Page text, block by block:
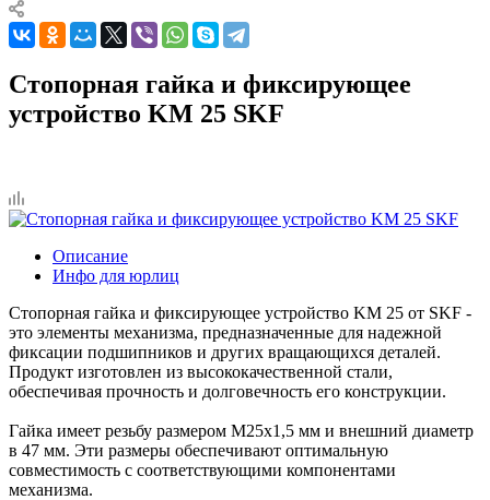
Стопорная гайка и фиксирующее
устройство KM 25 SKF
Описание
Инфо для юрлиц
Стопорная гайка и фиксирующее устройство KM 25 от SKF -
это элементы механизма, предназначенные для надежной
фиксации подшипников и других вращающихся деталей.
Продукт изготовлен из высококачественной стали,
обеспечивая прочность и долговечность его конструкции.
Гайка имеет резьбу размером М25х1,5 мм и внешний диаметр
в 47 мм. Эти размеры обеспечивают оптимальную
совместимость с соответствующими компонентами
механизма.